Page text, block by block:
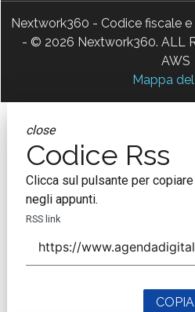
Nextwork360 - Codice fiscale
- © 2026 Nextwork360. ALL
AWS
Mappa
close
Codice Rss
Clicca sul pulsante per
negli appunti.
RSS link